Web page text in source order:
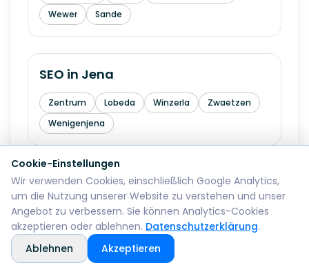
Wewer
Sande
SEO in Jena
Zentrum Lobeda Winzerla
Zwaetzen
Wenigenjena
SEO inLueneburg
Altstadt Oedem
Cookie-Einstellungen
Wir verwenden Cookies, einschließlich Google Analytics,
um die Nutzung unserer Website zu verstehen und unser
Angebot zu verbessern. Sie können Analytics-Cookies
akzeptieren oder ablehnen. Datenschutzerklärung.
Ablehnen
Akzeptieren